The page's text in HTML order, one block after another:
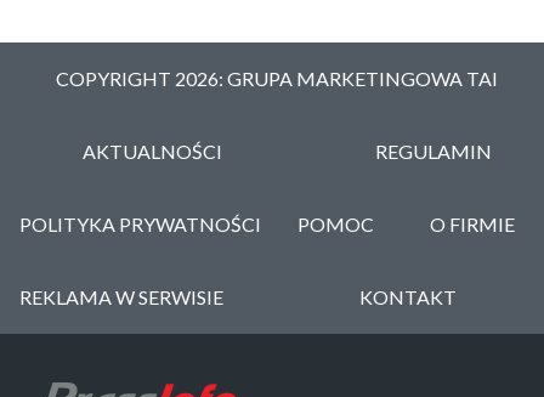
COPYRIGHT 2026: GRUPA MARKETINGOWA TAI
AKTUALNOŚCI REGULAMIN
POLITYKA PRYWATNOŚCI POMOC O FIRMIE
REKLAMA W SERWISIE KONTAKT